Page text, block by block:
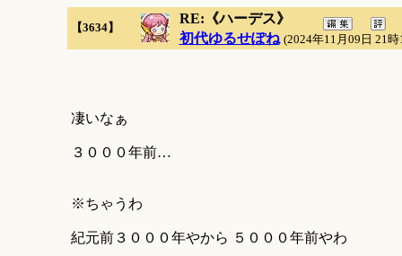
【3634】
RE:《ハーデス》
初代ゆるせぽね (2024年11月09日 21時
凄いなぁ
３０００年前…
※ちゃうわ
紀元前３０００年やから ５０００年前やわ